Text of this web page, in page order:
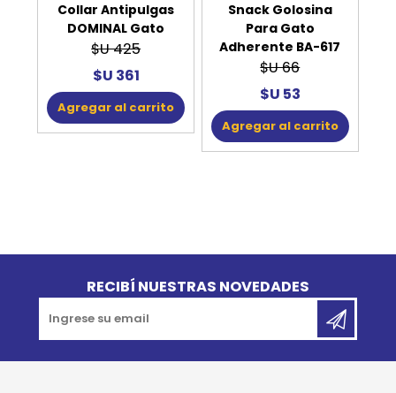
Collar Antipulgas
DOMINAL Gato
$U 425
$U 361
Agregar al carrito
Snack Golosina
Para Gato
Adherente BA-617
$U 66
$U 53
Agregar al carrito
RECIBÍ NUESTRAS NOVEDADES